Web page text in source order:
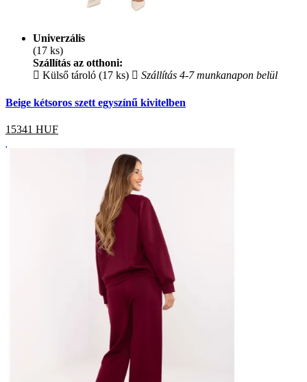
Univerzális
(17 ks)
Szállítás az otthoni:
Külső tároló (17 ks)
Szállítás 4-7 munkanapon belül
Beige kétsoros szett egyszínű kivitelben
15341 HUF